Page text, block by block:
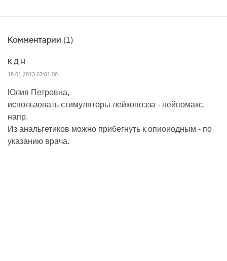
Комментарии (1)
К Д Н
18.01.2013 02:01:00
Юлия Петровна,
использовать стимуляторы лейкопоэза - нейпомакс,
напр.
Из анальгетиков можно прибегнуть к опиоиодным - по
указанию врача.